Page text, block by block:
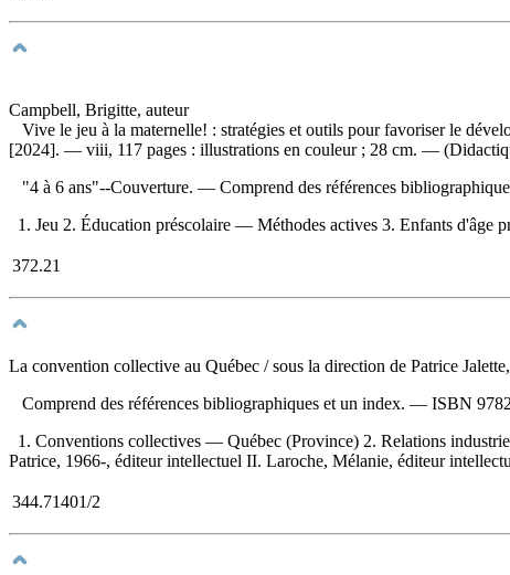
Campbell, Brigitte, auteur
Vive le jeu à la maternelle! : stratégies et outils pour favoriser le
[2024]. — viii, 117 pages : illustrations en couleur ; 28 cm. —
"4 à 6 ans"--Couverture. — Comprend des références
1. Jeu 2. Éducation préscolaire — Méthodes actives 3. Enfants
372.21
La convention collective au Québec / sous la direction de Patrice
Comprend des références bibliographiques et un index. — ISBN
1. Conventions collectives — Québec (Province) 2. Relations
Patrice, 1966-, éditeur intellectuel II. Laroche, Mélanie, éditeur
344.71401/2